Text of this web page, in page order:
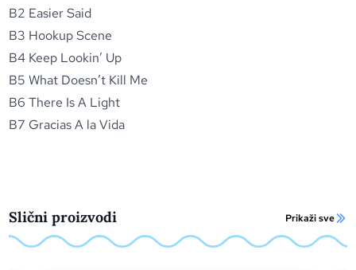
B2 Easier Said
B3 Hookup Scene
B4 Keep Lookin’ Up
B5 What Doesn’t Kill Me
B6 There Is A Light
B7 Gracias A la Vida
Slični proizvodi Prikaži sve